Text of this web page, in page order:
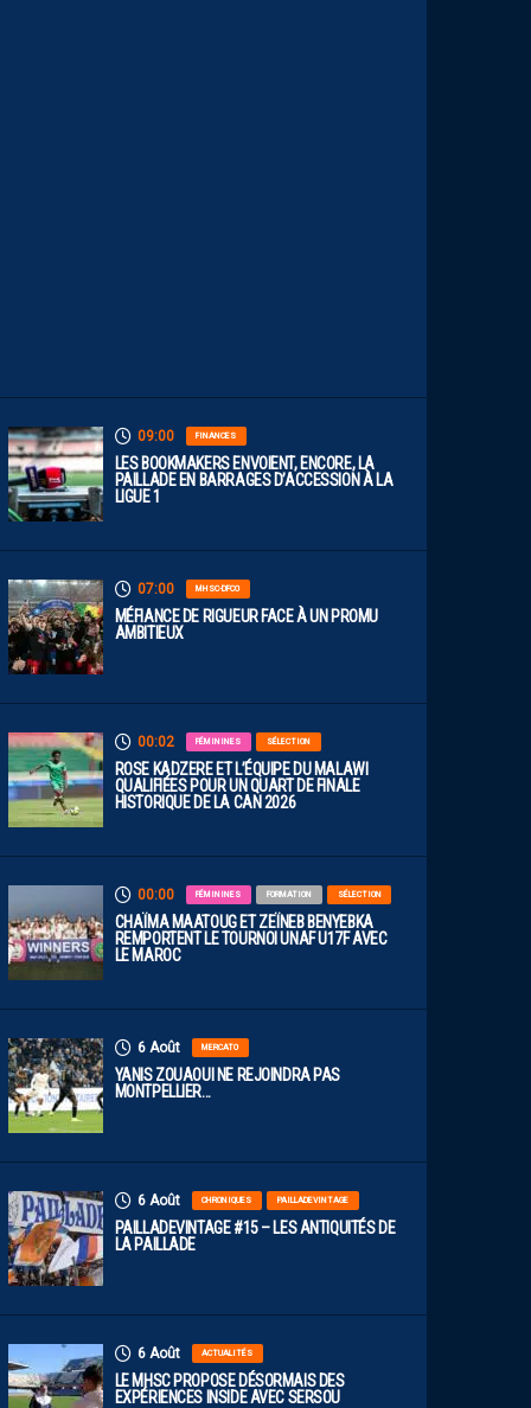
09:00 FINANCES
LES BOOKMAKERS ENVOIENT, ENCORE, LA
PAILLADE EN BARRAGES D’ACCESSION À LA
LIGUE 1
07:00 MHSC-DFCO
MÉFIANCE DE RIGUEUR FACE À UN PROMU
AMBITIEUX
00:02 FÉMININES SÉLECTION
ROSE KADZERE ET L’ÉQUIPE DU MALAWI
QUALIFIÉES POUR UN QUART DE FINALE
HISTORIQUE DE LA CAN 2026
00:00 FÉMININES FORMATION SÉLECTION
CHAÏMA MAATOUG ET ZEÏNEB BENYEBKA
REMPORTENT LE TOURNOI UNAF U17F AVEC
LE MAROC
6 Août MERCATO
YANIS ZOUAOUI NE REJOINDRA PAS
MONTPELLIER…
6 Août CHRONIQUES PAILLADEVINTAGE
PAILLADEVINTAGE #15 – LES ANTIQUITÉS DE
LA PAILLADE
6 Août ACTUALITÉS
LE MHSC PROPOSE DÉSORMAIS DES
EXPÉRIENCES INSIDE AVEC SERSOU